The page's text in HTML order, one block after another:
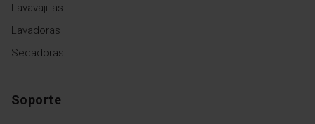
Lavavajillas
Lavadoras
Secadoras
Soporte